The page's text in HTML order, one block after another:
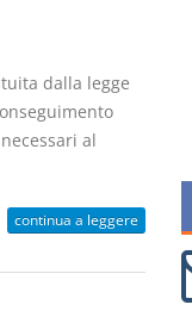
dalla legge
al
continua a leggere
incl.)